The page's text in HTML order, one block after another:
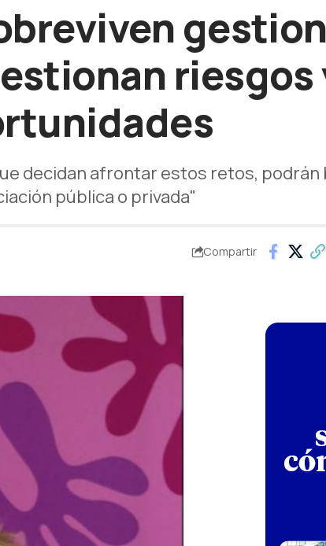
decidan afrontar estos retos,
pública o privada"
Compartir